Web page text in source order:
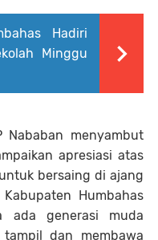
Hadiri
Minggu
Nababan menyambut
apresiasi atas
bersaing di ajang
Humbahas
ada generasi muda
dan membawa